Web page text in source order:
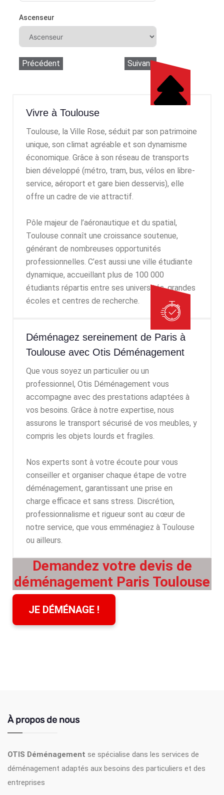
Ascenseur
Précédent Suivant
Vivre à Toulouse
Toulouse, la Ville Rose, séduit par son patrimoine
unique, son climat agréable et son dynamisme
économique. Grâce à son réseau de transports
bien développé (métro, tram, bus, vélos en libre-
service, aéroport et gare bien desservis), elle
offre un cadre de vie attractif.
Pôle majeur de l’aéronautique et du spatial,
Toulouse connaît une croissance soutenue,
générant de nombreuses opportunités
professionnelles. C’est aussi une ville étudiante
dynamique, accueillant plus de 100 000
étudiants répartis entre ses universités, grandes
écoles et centres de recherche.
Déménagez sereinement de Paris à
Toulouse avec Otis Déménagement
Que vous soyez un particulier ou un
professionnel, Otis Déménagement vous
accompagne avec des prestations adaptées à
vos besoins. Grâce à notre expertise, nous
assurons le transport sécurisé de vos meubles, y
compris les objets lourds et fragiles.
Nos experts sont à votre écoute pour vous
conseiller et organiser chaque étape de votre
déménagement, garantissant une prise en
charge efficace et sans stress. Discrétion,
professionnalisme et rigueur sont au cœur de
notre service, que vous emménagiez à Toulouse
ou ailleurs.
Demandez votre devis de
déménagement Paris Toulouse
JE DÉMÉNAGE !
À propos de nous
OTIS Déménagement se spécialise dans les services de
déménagement adaptés aux besoins des particuliers et des
entreprises